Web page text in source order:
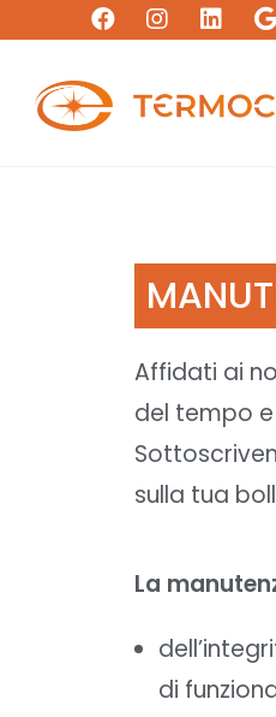
Affidati ai
del tempo
sulla tua
La
di